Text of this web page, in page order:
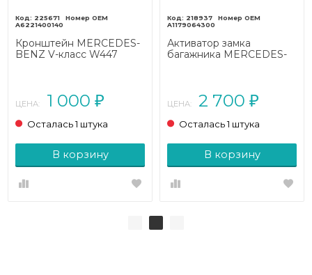
225671
A6221400140
Кронштейн MERCEDES-
BENZ V-класс W447
ЦЕНА: 1 000 ₽
Осталась 1 штука
В корзину
218937
A1179064300
Активатор замка
багажника MERCEDES-
ЦЕНА: 2 700 ₽
Осталась 1 штука
В корзину